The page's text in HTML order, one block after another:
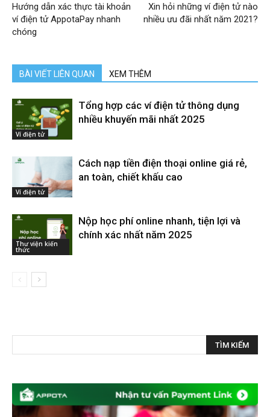
Hướng dẫn xác thực tài khoản
ví điện tử AppotaPay nhanh
chóng
Xin hỏi những ví điện tử nào
nhiều ưu đãi nhất năm 2021?
BÀI VIẾT LIÊN QUAN XEM THÊM
Ví điện tử
Tổng hợp các ví điện tử thông dụng
nhiều khuyến mãi nhất 2025
Ví điện tử
Cách nạp tiền điện thoại online giá rẻ,
an toàn, chiết khấu cao
Thư viện kiến
thức
Nộp học phí online nhanh, tiện lợi và
chính xác nhất năm 2025